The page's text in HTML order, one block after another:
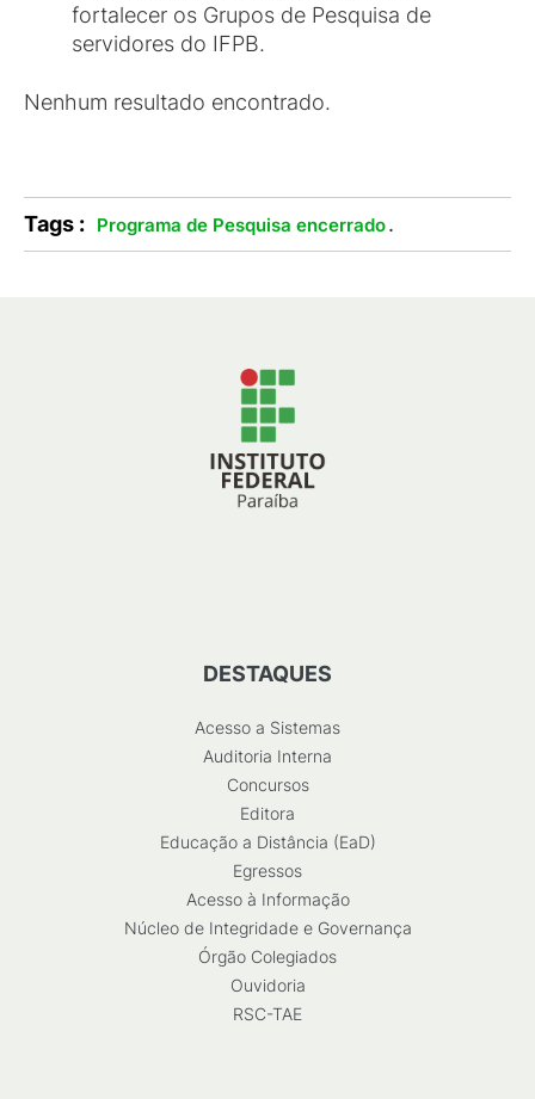
fortalecer os Grupos de Pesquisa de
servidores do IFPB.
Nenhum resultado encontrado.
Tags : Programa de Pesquisa encerrado.
DESTAQUES
Acesso a Sistemas
Auditoria Interna
Concursos
Editora
Educação a Distância (EaD)
Egressos
Acesso à Informação
Núcleo de Integridade e Governança
Órgão Colegiados
Ouvidoria
RSC-TAE